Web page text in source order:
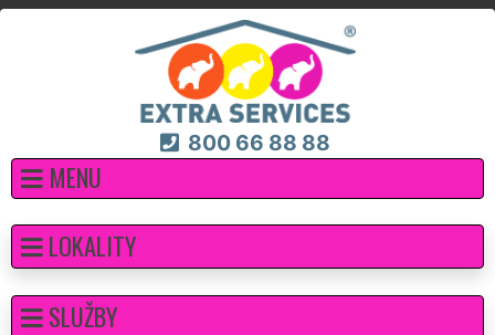
800 66 88 88
MENU
LOKALITY
SLUŽBY